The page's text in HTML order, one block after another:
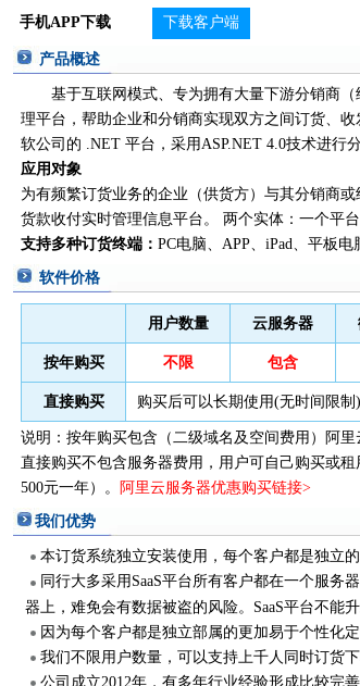
手机APP下载 下载客户端
产品概述
基于互联网模式、专为拥有大量下游分销商（
理平台，帮助企业和分销商实现双方之间订货、
软公司的 .NET 平台，采用ASP.NET 4.0技术进行
应用对象
为有频繁订货业务的企业（供货方）与其分销商
货款收付实时管理信息平台。 两个实体：一个平
支持多种订货终端： PC电脑、APP、iPad、平板
软件价格
用户数量 云服务器
按年购买 不限 包含
直接购买 购买后可以长期使用(无时间限制
说明：按年购买包含（二级域名及空间费用）阿
直接购买不包含服务器费用，用户可自己购买或
500元一年）。
阿里云服务器优惠购买链接>
我们优势
本订货系统独立安装使用，每个客户都是独立
同行大多采用SaaS平台所有客户都在一个服务
器上，难免会有数据被盗的风险。SaaS平台不能
因为每个客户都是独立部属的更加易于个性化
我们不限用户数量，可以支持上千人同时订货
公司成立2012年，有多年行业经验形成比较完